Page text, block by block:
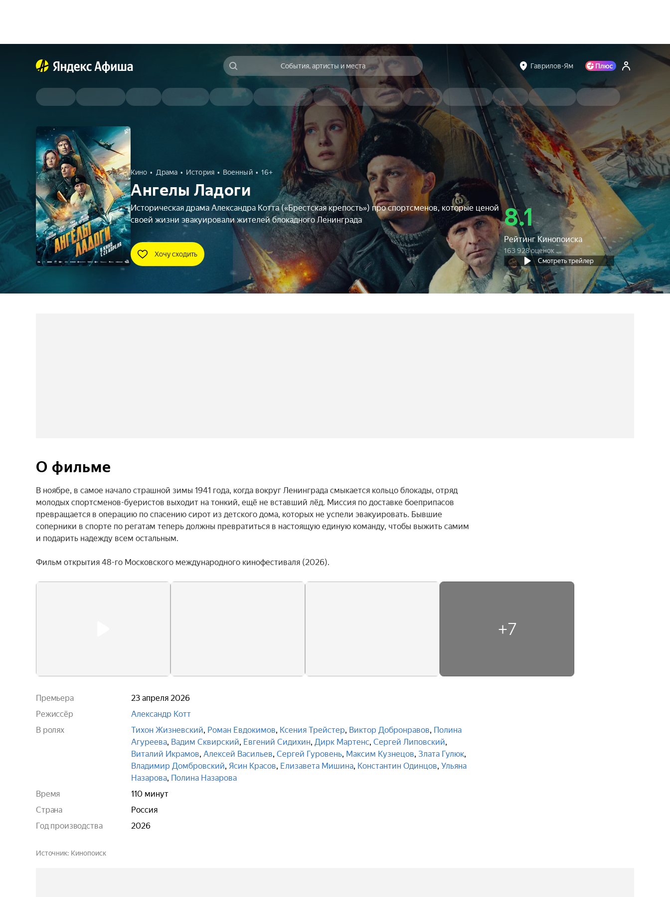
События, артисты и места Гаврилов-Ям
Кино Драма История Военный 16+
Ангелы Ладоги
Историческая драма Александра Котта («Брестская крепость») про спортсменов, которые ценой
своей жизни эвакуировали жителей блокадного Ленинграда
Хочу сходить
8.1
Рейтинг Кинопоиска
163 928 оценок
Смотреть трейлер
О фильме
В ноябре, в самое начало страшной зимы 1941 года, когда вокруг Ленинграда смыкается кольцо блокады, отряд
молодых спортсменов-буеристов выходит на тонкий, ещё не вставший лёд. Миссия по доставке боеприпасов
превращается в операцию по спасению сирот из детского дома, которых не успели эвакуировать. Бывшие
соперники в спорте по регатам теперь должны превратиться в настоящую единую команду, чтобы выжить самим
и подарить надежду всем остальным.
Фильм открытия 48-го Московского международного кинофестиваля (2026).
+7
Премьера
23 апреля 2026
Режиссёр
Александр Котт
В ролях
Тихон Жизневский, Роман Евдокимов, Ксения Трейстер, Виктор Добронравов, Полина
Агуреева, Вадим Сквирский, Евгений Сидихин, Дирк Мартенс, Сергей Липовский,
Виталий Икрамов, Алексей Васильев, Сергей Гуровень, Максим Кузнецов, Злата Гулюк,
Владимир Домбровский, Ясин Красов, Елизавета Мишина, Константин Одинцов, Ульяна
Назарова, Полина Назарова
Время
110 минут
Страна
Россия
Год производства
2026
Источник Кинопоиск